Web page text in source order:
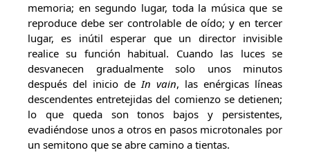
memoria; en segundo lugar, toda la música que se
reproduce debe ser controlable de oído; y en tercer
lugar, es inútil esperar que un director invisible
realice su función habitual. Cuando las luces se
desvanecen gradualmente solo unos minutos
después del inicio deIn vain, las enérgicas líneas
descendentes entretejidas del comienzo se detienen;
lo que queda son tonos bajos y persistentes,
evadiéndose unos a otros en pasos microtonales por
un semitono que se abre camino a tientas.